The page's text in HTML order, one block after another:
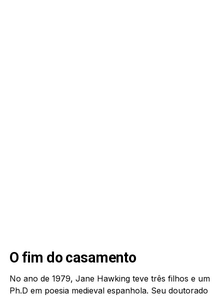
O fim do casamento
No ano de 1979, Jane Hawking teve três filhos e um
Ph.D em poesia medieval espanhola. Seu doutorado